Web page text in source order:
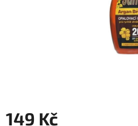
149 Kč